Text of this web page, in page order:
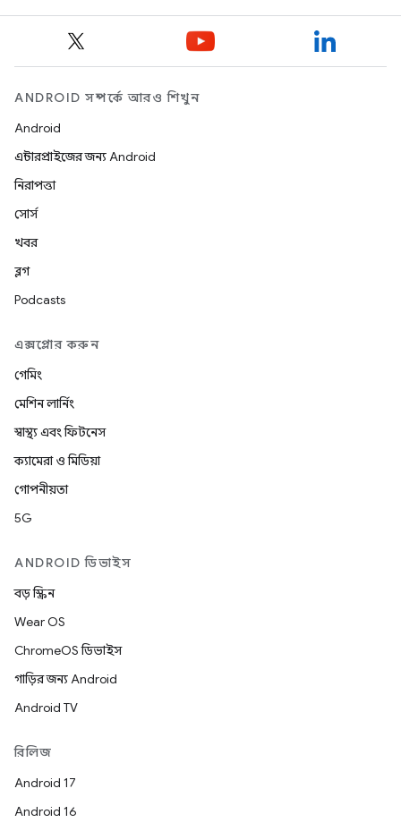
ANDROID সম্পর্কে আরও শিখুন
Android
এন্টারপ্রাইজের জন্য Android
নিরাপত্তা
সোর্স
খবর
ব্লগ
Podcasts
এক্সপ্লোর করুন
গেমিং
মেশিন লার্নিং
স্বাস্থ্য এবং ফিটনেস
ক্যামেরা ও মিডিয়া
গোপনীয়তা
5G
ANDROID ডিভাইস
বড় স্ক্রিন
Wear OS
ChromeOS ডিভাইস
গাড়ির জন্য Android
Android TV
রিলিজ
Android 17
Android 16